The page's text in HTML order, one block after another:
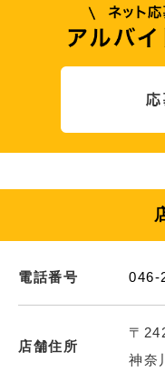
電話番号 046-
店舗住所
〒
神奈